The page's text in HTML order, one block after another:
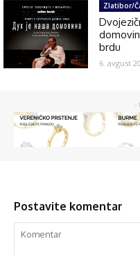
Zlatibor/
brdu
6. avgust
-
Postavite komentar